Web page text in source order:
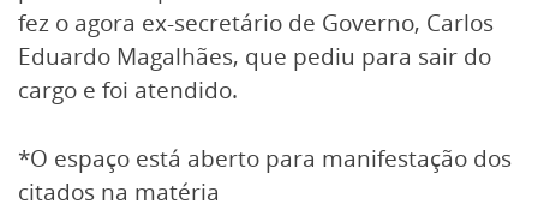
fez o agora ex-secretário de Governo, Carlos
Eduardo Magalhães, que pediu para sair do
cargo e foi atendido.
*O espaço está aberto para manifestação dos
citados na matéria